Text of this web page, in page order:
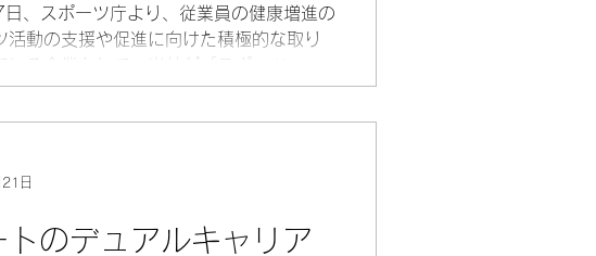
、スポーツ庁より、従業員の健康増進の
活動の支援や促進に向けた積極的な取り
いる企業として、当社が「スポーツエー
」（英語名称：Sports Yell
トのデュアルキャリア
日